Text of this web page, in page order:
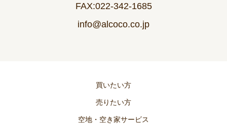
FAX:022-342-1685
info@alcoco.co.jp
買いたい方
売りたい方
空地・空き家サービス